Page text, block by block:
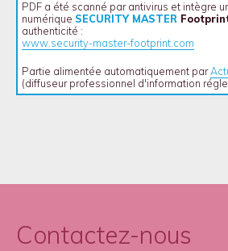
PDF a été scanné par antivirus et intègre
numérique SECURITY MASTER
authenticité :
www.security-master-footprint.com
Partie alimentée automatiquement par
(diffuseur professionnel d'information
Contactez-nous